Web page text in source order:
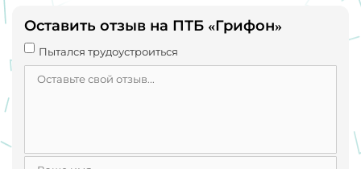
Оставить отзыв на ПТБ «Грифон»
Пытался трудоустроиться